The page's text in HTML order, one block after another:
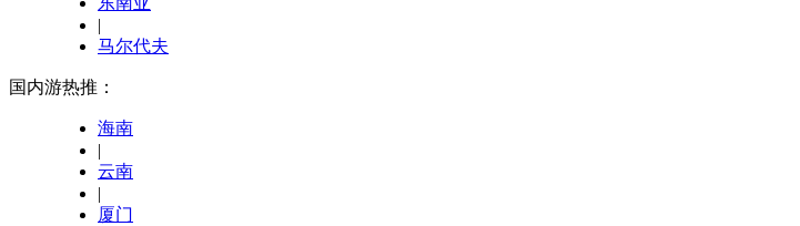
|
马尔代夫
国内游热推：
海南
|
云南
|
厦门